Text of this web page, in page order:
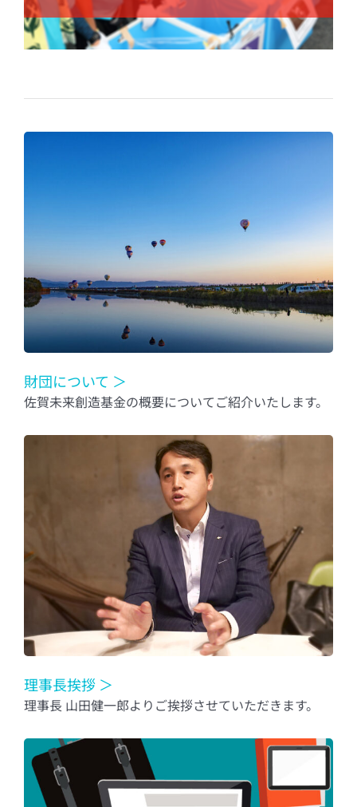
財団について ＞
佐賀未来創造基金の概要についてご紹介いたします。
理事長挨拶 ＞
理事長 山田健一郎よりご挨拶させていただきます。